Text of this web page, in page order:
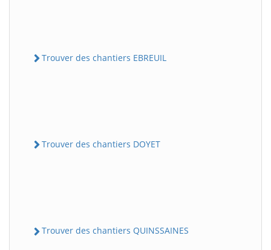
Trouver des chantiers EBREUIL
Trouver des chantiers DOYET
Trouver des chantiers QUINSSAINES